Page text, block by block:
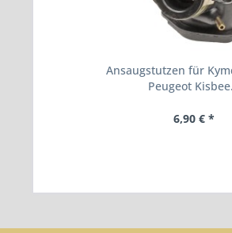
Ansaugstutzen für
Peugeot
6,90 € *